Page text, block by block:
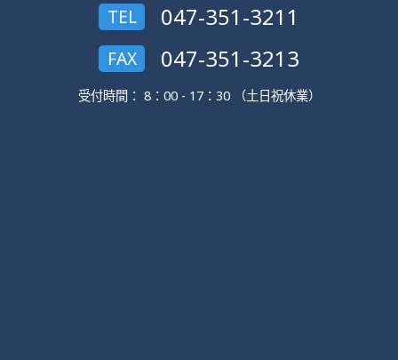
TEL 047-351-3211
FAX 047-351-3213
受付時間： 8：00 - 17：30 （土日祝休業）